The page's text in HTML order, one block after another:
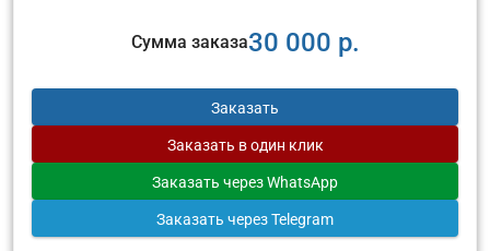
Сумма заказа30 000 р.
Заказать
Заказать в один клик
Заказать через WhatsApp
Заказать через Telegram